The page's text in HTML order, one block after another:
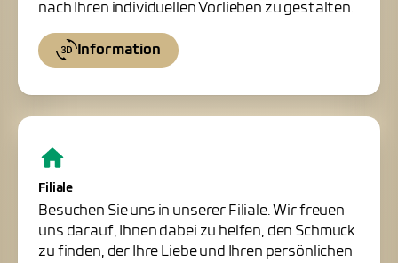
nach Ihren individuellen Vorlieben zu gestalten.
Information
Filiale
Besuchen Sie uns in unserer Filiale. Wir freuen
uns darauf, Ihnen dabei zu helfen, den Schmuck
zu finden, der Ihre Liebe und Ihren persönlichen